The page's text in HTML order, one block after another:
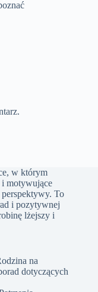
w którym
motywujące
To
i pozytywnej
lżejszy i
na
dotyczących